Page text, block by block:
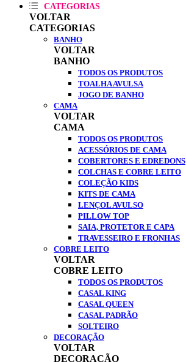
CATEGORIAS
VOLTAR
CATEGORIAS
BANHO
VOLTAR
BANHO
TODOS OS PRODUTOS
TOALHA AVULSA
JOGO DE BANHO
CAMA
VOLTAR
CAMA
TODOS OS PRODUTOS
ACESSÓRIOS DE CAMA
COBERTORES E EDREDONS
COLCHAS E COBRE LEITO
COLEÇÃO KIDS
KITS DE CAMA
LENÇOL AVULSO
PILLOW TOP
SAIA, PROTETOR E CAPA
TRAVESSEIRO E FRONHAS
COBRE LEITO
VOLTAR
COBRE LEITO
TODOS OS PRODUTOS
CASAL KING
CASAL QUEEN
CASAL PADRÃO
SOLTEIRO
DECORAÇÃO
VOLTAR
DECORAÇÃO